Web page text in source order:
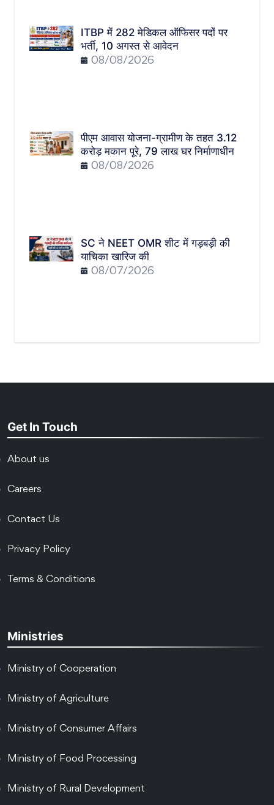
ITBP में 282 मेडिकल ऑफिसर पदों पर
भर्ती, 10 अगस्त से आवेदन
08/08/2026
पीएम आवास योजना-ग्रामीण के तहत 3.12
करोड़ मकान पूरे, 79 लाख घर निर्माणाधीन
08/08/2026
SC ने NEET OMR शीट में गड़बड़ी की
याचिका खारिज की
08/07/2026
Get In Touch
About us
Careers
Contact Us
Privacy Policy
Terms & Conditions
Ministries
Ministry of Cooperation
Ministry of Agriculture
Ministry of Consumer Affairs
Ministry of Food Processing
Ministry of Rural Development